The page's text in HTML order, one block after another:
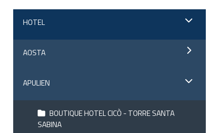
HOTEL
AOSTA
APULIEN
BOUTIQUE HOTEL CICÒ - TORRE SANTA
SABINA